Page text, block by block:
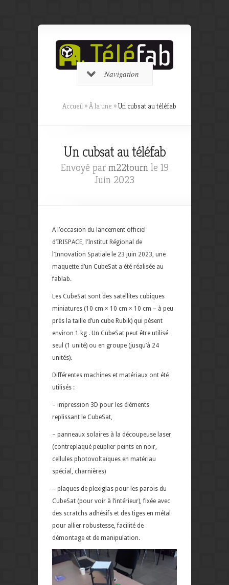
Navigation
Accueil »À la une »Un cubsat au téléfab
Un cubsat au téléfab
Envoyé par m22tournle 19
Juin 2023
A l’occasion du lancement officiel
d’IRISPACE, l’Institut Régional de
l’Innovation Spatiale le 23 juin 2023, une
maquette d’un CubeSat a été réalisée au
fablab.
Les CubeSat sont des satellites cubiques
miniatures (10 cm × 10 cm × 10 cm – à peu
près la taille d’un cube Rubik) qui pèsent
environ 1 kg . Un CubeSat peut être utilisé
seul (1 unité) ou en groupe (jusqu’à 24
unités).
Différentes machines et matériaux ont été
utilisés :
– impression 3D pour les éléments
replissant le CubeSat,
– panneaux solaires à la découpeuse laser
(contreplaqué peuplier peints en noir,
cellules photovoltaïques en matériau
spécial, charnières)
– plaques de plexiglas pour les parois du
CubeSat (pour voir à l’intérieur), fixée avec
des scratchs adhésifs et des tiges en métal
pour allier robustesse, facilité de
démontage et de manipulation.